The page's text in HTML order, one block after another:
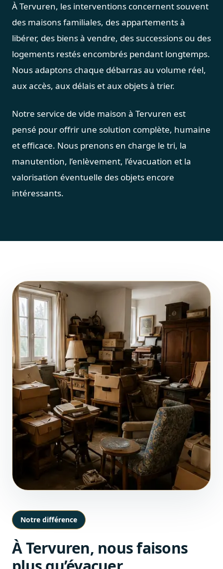
À Tervuren, les interventions concernent souvent
des maisons familiales, des appartements à
libérer, des biens à vendre, des successions ou des
logements restés encombrés pendant longtemps.
Nous adaptons chaque débarras au volume réel,
aux accès, aux délais et aux objets à trier.
Notre service de vide maison à Tervuren est
pensé pour offrir une solution complète, humaine
et efficace. Nous prenons en charge le tri, la
manutention, l’enlèvement, l’évacuation et la
valorisation éventuelle des objets encore
intéressants.
Notre différence
À Tervuren, nous faisons